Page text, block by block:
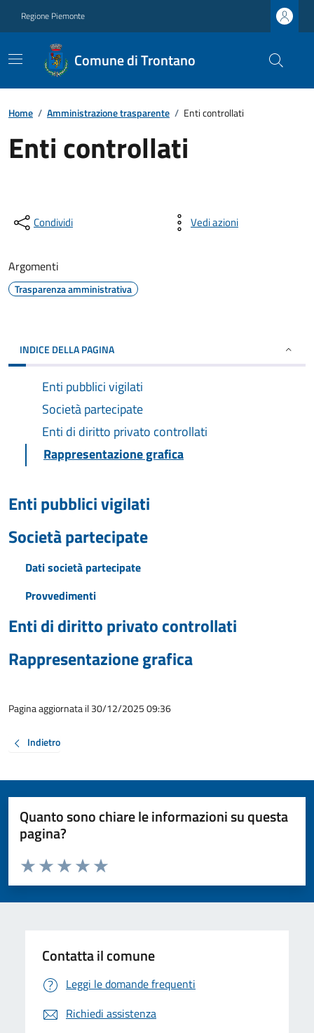
Regione Piemonte
Comune di Trontano
Home / Amministrazione trasparente / Enti controllati
Enti controllati
Condividi Vedi azioni
Argomenti
Trasparenza amministrativa
INDICE DELLA PAGINA
Enti pubblici vigilati
Società partecipate
Enti di diritto privato controllati
Rappresentazione grafica
Enti pubblici vigilati
Società partecipate
Dati società partecipate
Provvedimenti
Enti di diritto privato controllati
Rappresentazione grafica
Pagina aggiornata il 30/12/2025 09:36
Indietro
Quanto sono chiare le informazioni su questa
pagina?
Valuta da 1 a 5 stelle la pagina
Valuta 5 stelle su 5
Valuta 4 stelle su 5
Valuta 3 stelle su 5
Valuta 2 stelle su 5
Valuta 1 stelle su 5
Contatta il comune
Leggi le domande frequenti
Richiedi assistenza